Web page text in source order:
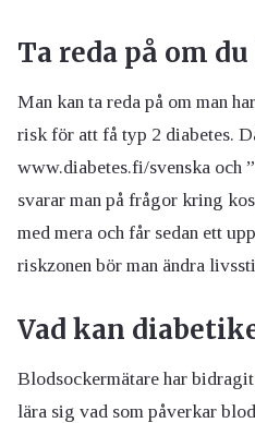
Ta reda på om
Man kan ta reda på om man
risk för att få typ 2 diabetes.
www.diabetes.fi/svenska och
svarar man på frågor kring
med mera och får sedan ett
riskzonen bör man ändra
Vad kan
Blodsockermätare har
lära sig vad som påverkar